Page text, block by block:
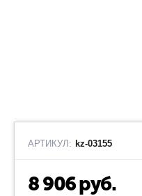
АРТИКУЛ: kz-03155
8 906руб.